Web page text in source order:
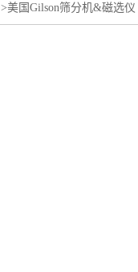
>美国Gilson筛分机&磁选仪